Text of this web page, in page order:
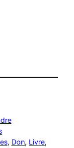
, Don, Livre